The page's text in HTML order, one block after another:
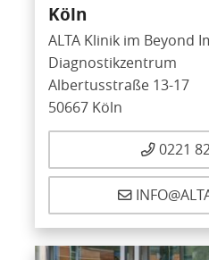
Köln
ALTA Klinik im Beyond
Diagnostikzentrum
Albertusstraße 13-17
50667 Köln
0221